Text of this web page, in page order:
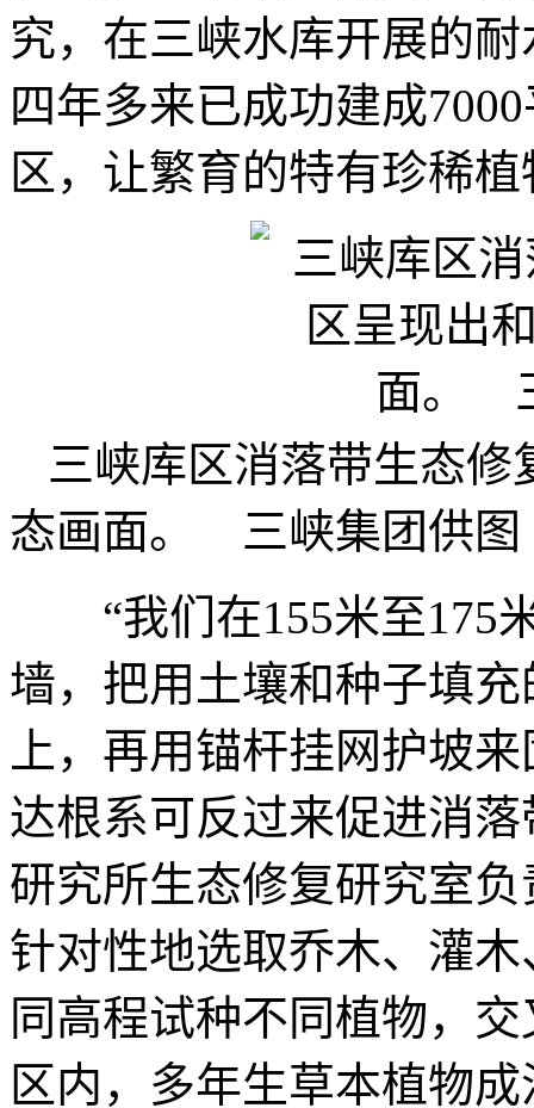
究，在三峡水库开展的
四年多来已成功建成
区，让繁育的特有珍稀
三峡库区消落带生态
态画面。 三峡集团供图
“我们在155米至175
墙，把用土壤和种子填
上，再用锚杆挂网护坡
达根系可反过来促进消
研究所生态修复研究室
针对性地选取乔木、灌
同高程试种不同植物，
区内，多年生草本植物